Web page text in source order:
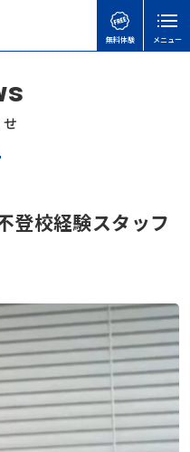
無料体験 メニュー
登校経験スタッフ
し方で
つする？親が知って
も大丈夫？
休むことの意味と親が
で気をつけたいこと｜
路面で
試験 公共の勉強法
に｜高卒認定試験の
わかりやすく解説
方へ｜出題範囲と勉強
校受験ガイド｜令和8
悩みで
体ごとの教育支援セン
て
！不登校の先にある、
いつする？親が知って
方